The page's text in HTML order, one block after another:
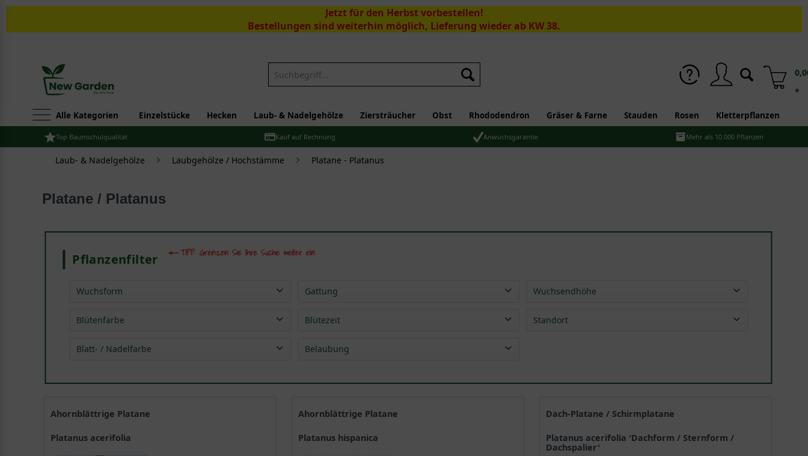
Jetzt für den Herbst vorbestellen!
Bestellungen sind weiterhin möglich, Lieferung wieder ab KW 38.
Suchen
*
Alle Kategorien Einzelstücke Hecken Laub- & Nadelgehölze Ziersträucher Obst Rhododendron Gräser & Farne Stauden Rosen Kletterpflanzen
Top Baumschulqualität Kauf auf Rechnung Anwuchsgarantie Mehr als 10.000 Pflanzen
Laub- & Nadelgehölze Laubgehölze / Hochstämme Platane - Platanus
Platane / Platanus
Pflanzenfilter
Wuchsform
Strauch
mehrstämmig
Gattung
Platane - Platanus
Wuchsendhöhe
2,00 - 4,00 m
15,0 - 20,0 m(3)
Blütenfarbe
keine Blüte(6)
Blütezeit
Mai(12
Standort
Blatt- / Nadelfarbe Belaubung
Dach-Platane / Schirmplatane
Platanus acerifolia 'Dachform / Sternform /
Dachspalier'
Ahornblättrige Platane
Platanus hispanica
Ahornblättrige Platane
Platanus acerifolia